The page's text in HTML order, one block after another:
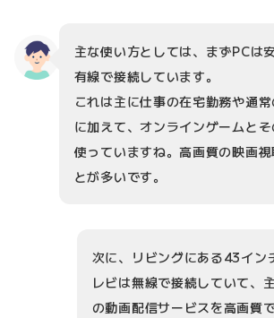
主な使い方としては、まずPCは
有線で接続しています。
これは主に仕事の在宅勤務や通
に加えて、オンラインゲームと
使っていますね。高画質の映画
とが多いです。
次に、リビングにある43イン
レビは無線で接続していて
の動画配信サービスを高画質